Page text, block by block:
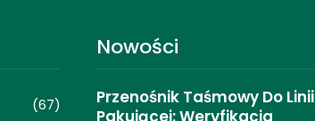
(67)
Nowości
Przenośnik Taśmowy Do Linii